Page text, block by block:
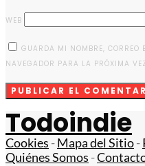
WEB
GUARDA MI NOMBRE, CORREO
NAVEGADOR PARA LA PRÓXIMA
Todoindie
Cookies -Mapa del Sitio-
Quiénes Somos -